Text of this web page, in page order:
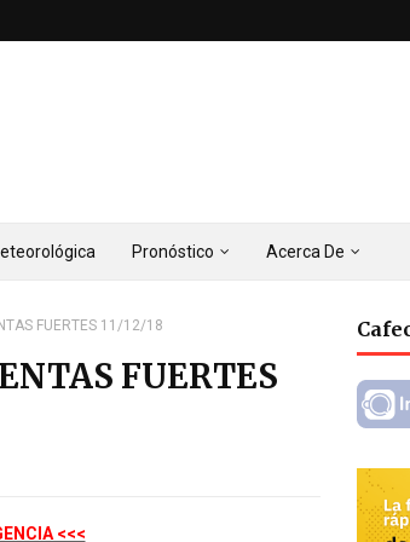
Pronóstico Acerca De
FUERTES 11/12/18
FUERTES
<<<